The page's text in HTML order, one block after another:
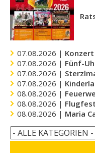
07.08.2026 | Konzert
07.08.2026 | Fünf-
07.08.2026 |
07.08.2026 |
08.08.2026 |
08.08.2026 | Flugfest
08.08.2026 | Maria